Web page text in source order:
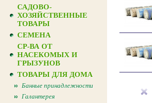
САДОВО-
ХОЗЯЙСТВЕННЫЕ
ТОВАРЫ
СЕМЕНА
СР-ВА ОТ
НАСЕКОМЫХ И
ГРЫЗУНОВ
ТОВАРЫ ДЛЯ ДОМА
Банные принадлежности
Галантерея